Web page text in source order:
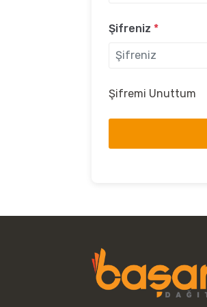
Şifreniz*
Şifremi Unuttum